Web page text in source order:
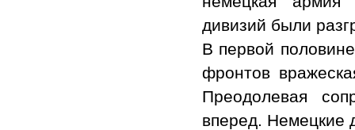
дивизий были
В первой
фронтов
Преодолевая
вперед. Немецкие